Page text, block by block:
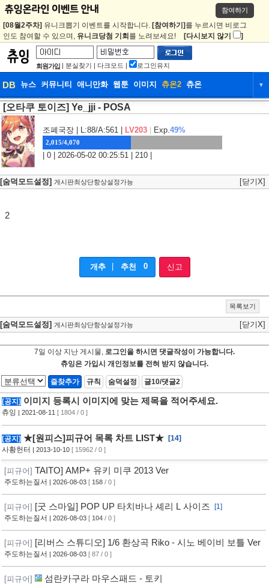
참여하기
[08월2주차] 유니크뽑기 이벤트를 시작합니다. [참여하기] 를 누르시면 비로그
인도 참여할 수 있으며, 유니크당첨 기회 를 노려보세요! [다시보지 않기 ]
회원가입 | 분실찾기 | 다크모드 | 로그인유지
DB 뉴스 커뮤니티 애니만화 웹툰 이미지 츄온2 츄온 ▼
DB 뉴스
웹툰 이미지 츄온2
[오타쿠 토이즈] Ye_jji - POSA
조폐국장 | L:88/A:561 | LV203 Exp.49%
2,015/4,070
| 0 | 2026-05-02 00:25:51 | 210 |
[숨덕모드설정] 게시판최상단항상설정가능 [닫기X]
2
개추 추천 0 신고
목록보기
[숨덕모드설정] 게시판최상단항상설정가능 [닫기X]
7일 이상 지난 게시물, 로그인을 하시면 댓글작성이 가능합니다.
츄잉은 가입시 개인정보를 전혀 받지 않습니다.
즐찾추가 규칙 숨덕설정 글10/댓글2
[공지] 이미지 등록시 이미지에 맞는 제목을 적어주세요.
츄잉 | 2021-08-11 [ 1804 / 0 ]
[공지] ★[원피스]피규어 목록 차트 LIST★
[14]
사황헌터 | 2013-10-10 [ 15962 / 0 ]
[피규어] TAITO] AMP+ 유키 미쿠 2013 Ver
주도하는질서 | 2026-08-03 [ 158 / 0 ]
[피규어] [굿 스마일] POP UP 타치바나 셰리 L 사이즈
[1]
주도하는질서 | 2026-08-03 [ 104 / 0 ]
[피규어] [리버스 스튜디오] 1/6 환상곡 Riko - 시노 베이비 보틀 Ver
주도하는질서 | 2026-08-03 [ 87 / 0 ]
[피규어] 섬란카구라 마우스패드 - 토키